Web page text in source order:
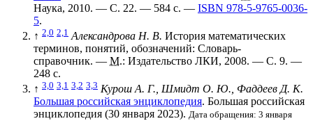
Наука, 2010. — С. 22. — 584 с. — ISBN 978-5-9765-0036-
5.
↑ 2,0 2,1 Александрова Н. В. История математических
терминов, понятий, обозначений: Словарь-
справочник. — М.: Издательство ЛКИ, 2008. — С. 9. —
248 с.
↑ 3,0 3,1 3,2 3,3 Курош А. Г., Шмидт О. Ю., Фаддеев Д. К.
Большая российская энциклопедия. Большая российская
энциклопедия (30 января 2023). Дата обращения: 3 января